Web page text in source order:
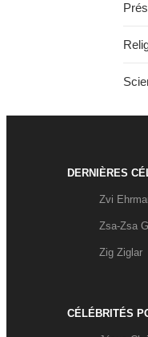
DERNIÈRES
Zvi
Zsa-Zsa
Zig Ziglar
CÉLÉBRITÉS